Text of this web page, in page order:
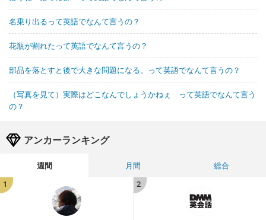
名乗り出るって英語でなんて言うの？
花瓶が割れたって英語でなんて言うの？
部品を落とすと後で大きな問題になる。って英語でなんて言うの？
（写真を見て）実際はどこなんでしょうかねぇ って英語でなんて言う
の？
アンカーランキング
週間 月間
総合
1
2